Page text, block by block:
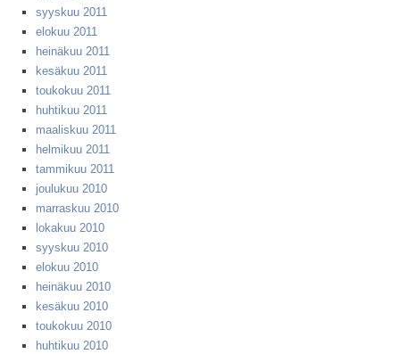
syyskuu 2011
elokuu 2011
heinäkuu 2011
kesäkuu 2011
toukokuu 2011
huhtikuu 2011
maaliskuu 2011
helmikuu 2011
tammikuu 2011
joulukuu 2010
marraskuu 2010
lokakuu 2010
syyskuu 2010
elokuu 2010
heinäkuu 2010
kesäkuu 2010
toukokuu 2010
huhtikuu 2010